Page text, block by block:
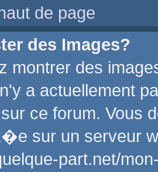
de page
des Images?
montrer des
a actuellement
ce forum. Vous
sur un serveur
part.net/